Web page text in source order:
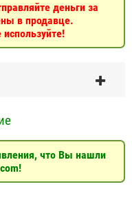
деньги за
в продавце.
что Вы нашли